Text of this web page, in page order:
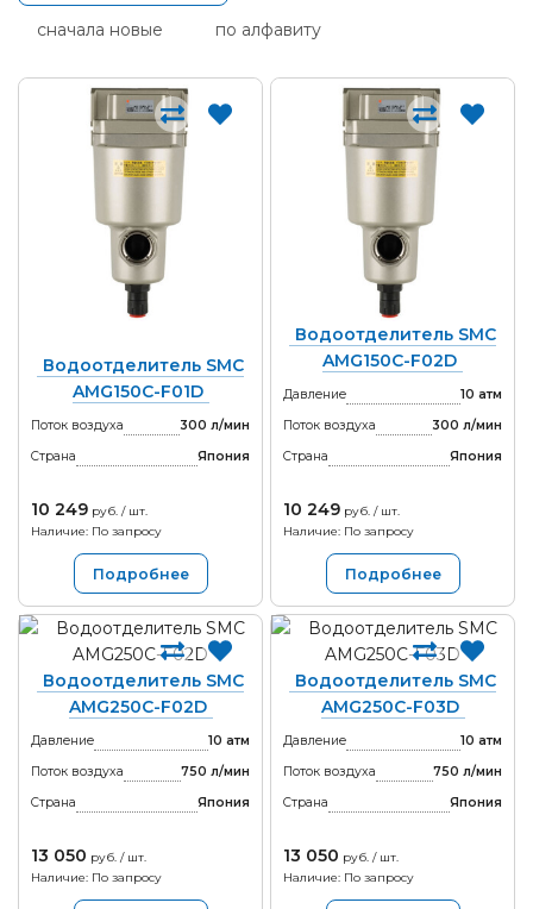
сначала новые
по алфавиту
Водоотделитель SMC
AMG150C-F01D
Поток воздуха
300 л/мин
Страна
Япония
10 249 руб. / шт.
Наличие: По запросу
Подробнее
Водоотделитель SMC
AMG150C-F02D
Давление
10 атм
Поток воздуха
300 л/мин
Страна
Япония
10 249 руб. / шт.
Наличие: По запросу
Подробнее
Водоотделитель SMC
AMG250C-F02D
Давление
10 атм
Поток воздуха
750 л/мин
Страна
Япония
13 050 руб. / шт.
Наличие: По запросу
Водоотделитель SMC
AMG250C-F03D
Давление
10 атм
Поток воздуха
750 л/мин
Страна
Япония
13 050 руб. / шт.
Наличие: По запросу